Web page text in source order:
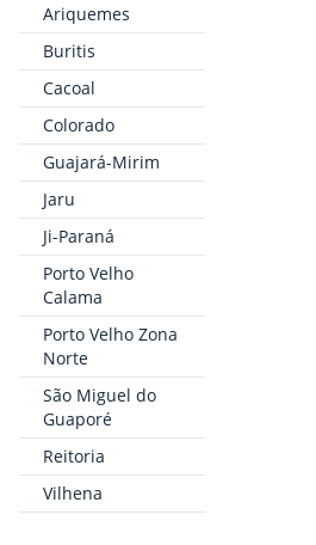
Ariquemes
Buritis
Cacoal
Colorado
Guajará-Mirim
Jaru
Ji-Paraná
Porto Velho
Calama
Porto Velho Zona
Norte
São Miguel do
Guaporé
Reitoria
Vilhena